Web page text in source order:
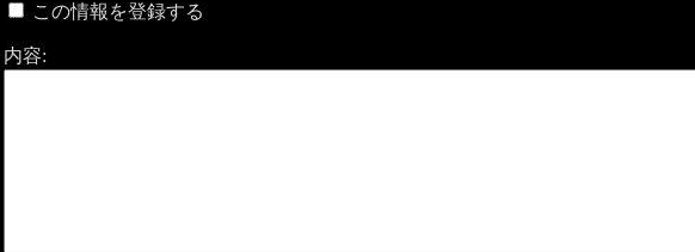
この情報を登録する
内容: